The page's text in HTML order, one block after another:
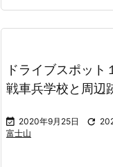
ドライブスポッ
戦車兵学校と周辺
 2020年9月25日 
富士山